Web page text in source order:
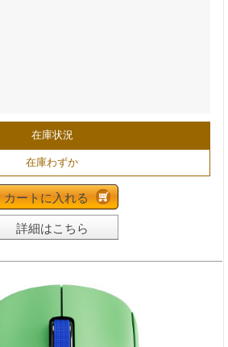
在庫状況
在庫わずか
カートに入れる
詳細はこちら